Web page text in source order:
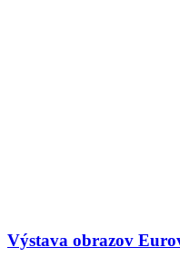
Výstava obrazov